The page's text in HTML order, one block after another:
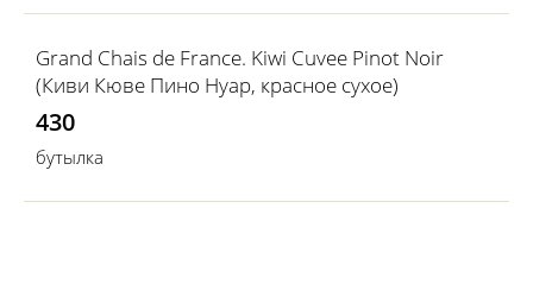
Grand Chais de France. Kiwi Cuvee Pinot Noir
(Киви Кюве Пино Нуар, красное сухое)
430
бутылка